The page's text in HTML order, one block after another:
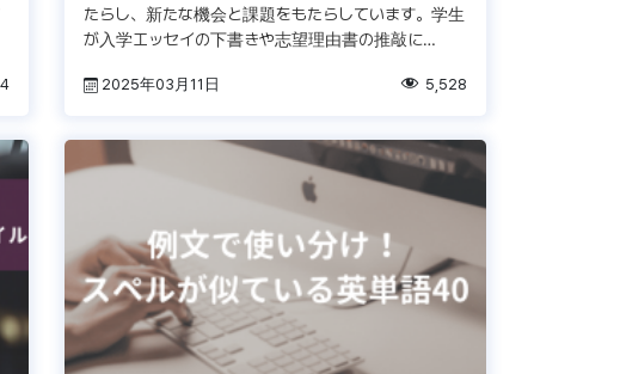
たらし、新たな機会と課題をもたらしています。学生
が入学エッセイの下書きや志望理由書の推敲に
るにつれ、大学は個人の誠実さ […]
2025年03月11日 5,528